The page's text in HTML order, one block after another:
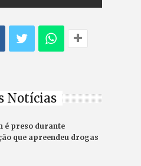
Notícias
é preso durante
que apreendeu drogas